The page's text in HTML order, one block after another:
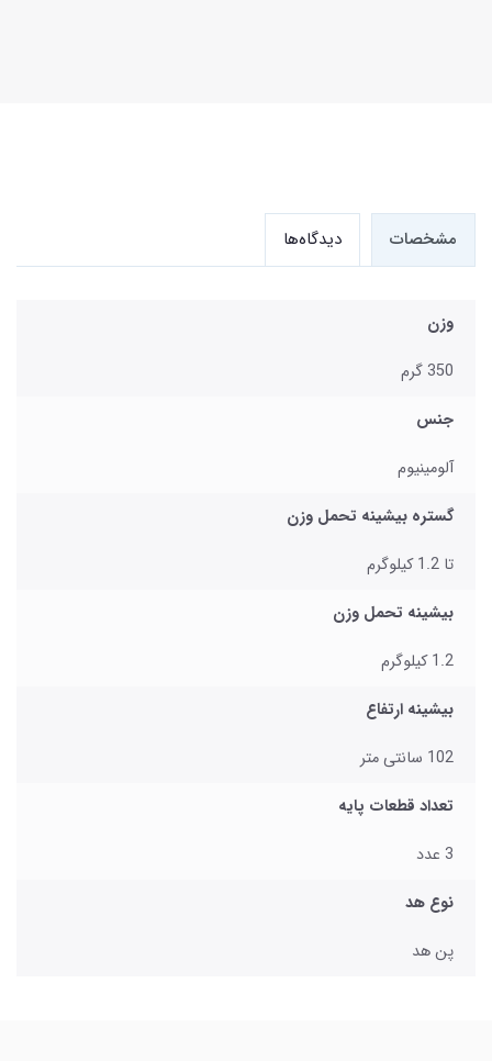
مشخصات دیدگاه‌ها
وزن
350 گرم
جنس
آلومینیوم
گستره بیشینه تحمل وزن
تا 1.2 کیلوگرم
بیشینه تحمل وزن
1.2 کیلوگرم
بیشینه ارتفاع
102 سانتی متر
تعداد قطعات پایه
3 عدد
نوع هد
پن هد